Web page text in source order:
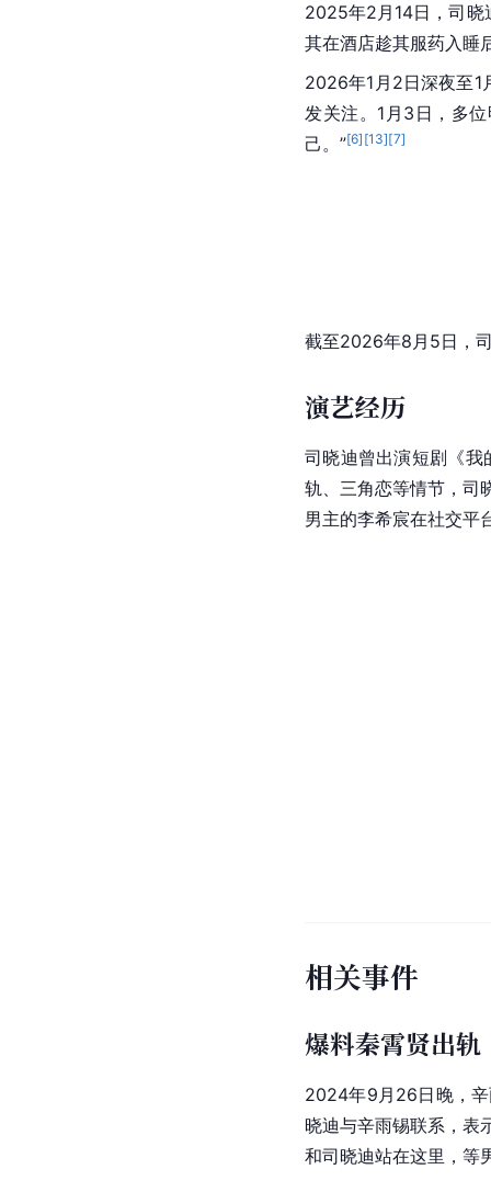
2025年2月14日，司晓
其在酒店趁其服药入睡
2026年1月2日深夜至1
发关注。1月3日，多
己。”[6] [13][7]
截至2026年8月5日，
演艺经历
司晓迪曾出演短剧《
轨、三角恋等情节，司
男主的李希宸在社交平
相关事件
爆料秦霄贤出轨
2024年9月26日晚，
晓迪与辛雨锡联系，表
和司晓迪站在这里，等